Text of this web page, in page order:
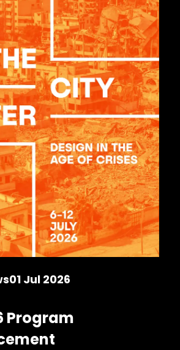
01 Jul 2026
Program